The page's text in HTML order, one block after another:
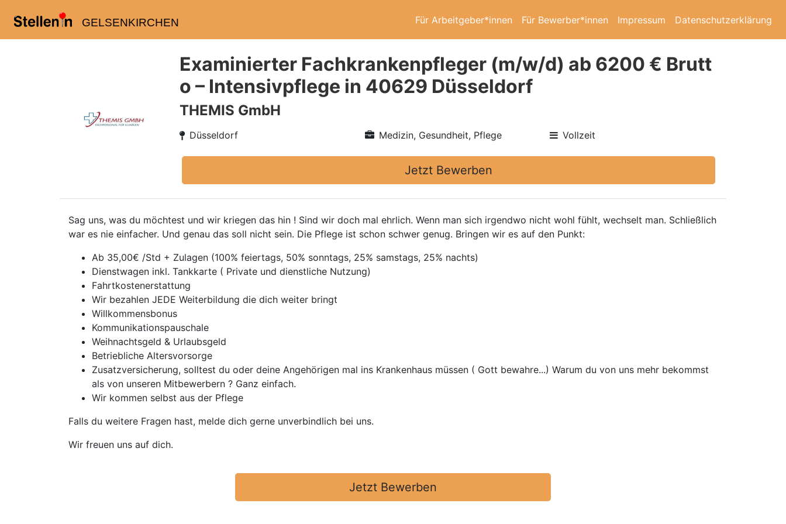
GELSENKIRCHEN Für Arbeitgeber*innen Für Bewerber*innen Impressum Datenschutzerklärung
Examinierter Fachkrankenpfleger (m/w/d) ab 6200 € Brutt
o – Intensivpflege in 40629 Düsseldorf
THEMIS GmbH
Düsseldorf Medizin, Gesundheit, Pflege Vollzeit
Jetzt Bewerben
Sag uns, was du möchtest und wir kriegen das hin ! Sind wir doch mal ehrlich. Wenn man sich irgendwo nicht wohl fühlt, wechselt man. Schließlich
war es nie einfacher. Und genau das soll nicht sein. Die Pflege ist schon schwer genug. Bringen wir es auf den Punkt:
Ab 35,00€ /Std + Zulagen (100% feiertags, 50% sonntags, 25% samstags, 25% nachts)
Dienstwagen inkl. Tankkarte ( Private und dienstliche Nutzung)
Fahrtkostenerstattung
Wir bezahlen JEDE Weiterbildung die dich weiter bringt
Willkommensbonus
Kommunikationspauschale
Weihnachtsgeld & Urlaubsgeld
Betriebliche Altersvorsorge
Zusatzversicherung, solltest du oder deine Angehörigen mal ins Krankenhaus müssen ( Gott bewahre...) Warum du von uns mehr bekommst
als von unseren Mitbewerbern ? Ganz einfach.
Wir kommen selbst aus der Pflege
Falls du weitere Fragen hast, melde dich gerne unverbindlich bei uns.
Wir freuen uns auf dich.
Jetzt Bewerben